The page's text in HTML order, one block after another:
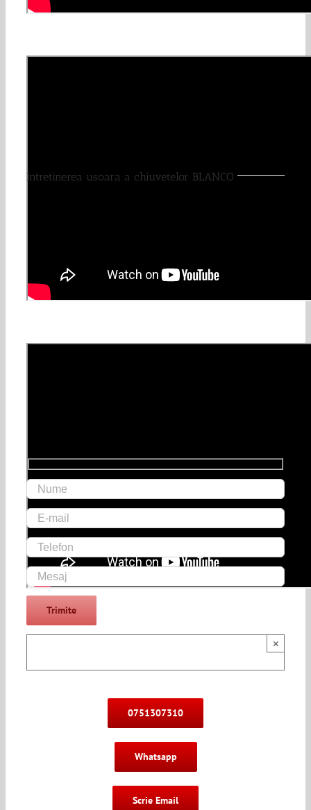
Intretinerea usoara a chiuvetelor BLANCO
×
0751307310
Whatsapp
Scrie Email